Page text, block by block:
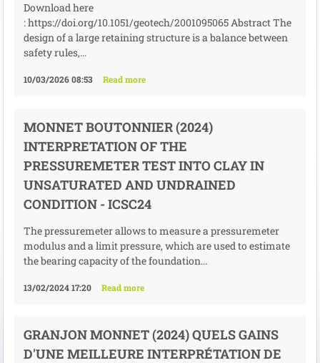
Download here
: https://doi.org/10.1051/geotech/2001095065 Abstract The
design of a large retaining structure is a balance between
safety rules,...
10/03/2026 08:53 Read more
MONNET BOUTONNIER (2024)
INTERPRETATION OF THE
PRESSUREMETER TEST INTO CLAY IN
UNSATURATED AND UNDRAINED
CONDITION - ICSC24
The pressuremeter allows to measure a pressuremeter
modulus and a limit pressure, which are used to estimate
the bearing capacity of the foundation...
13/02/2024 17:20 Read more
GRANJON MONNET (2024) QUELS GAINS
D'UNE MEILLEURE INTERPRÉTATION DE